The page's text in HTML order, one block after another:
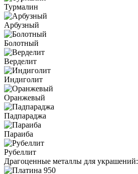
Турмалин
Арбузный
Болотный
Верделит
Индиголит
Оранжевый
Падпараджа
Параиба
Рубеллит
Драгоценные металлы для украшений: